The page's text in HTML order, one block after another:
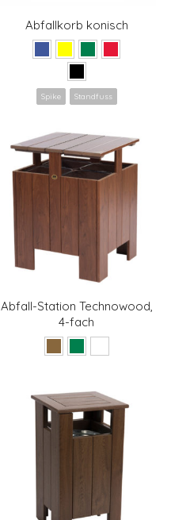
Abfallkorb konisch
Spike Standfuss
Abfall-Station Technowood,
4-fach